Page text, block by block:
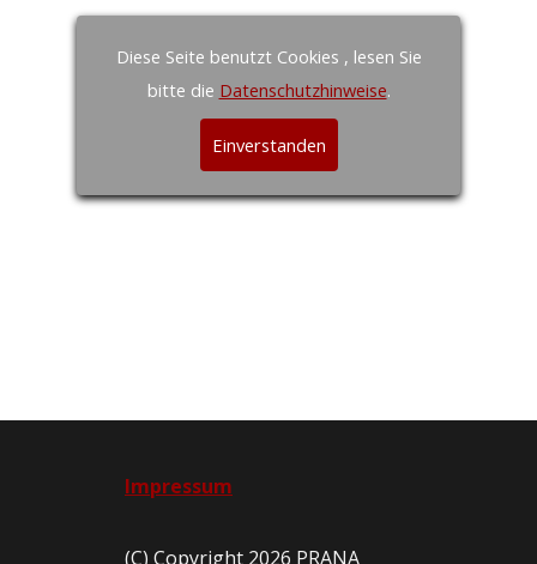
Impressum
(C) Copyright 2026 PRANA
Diese Seite benutzt Cookies , lesen Sie
bitte die Datenschutzhinweise.
Einverstanden